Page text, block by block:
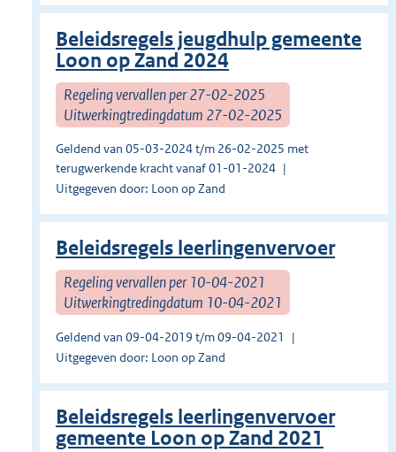
Beleidsregels jeugdhulp gemeente
Loon op Zand 2024
Regeling vervallen per 27-02-2025
Uitwerkingtredingdatum 27-02-2025
Geldend van 05-03-2024 t/m 26-02-2025 met
terugwerkende kracht vanaf 01-01-2024
Uitgegeven door: Loon op Zand
Beleidsregels leerlingenvervoer
Regeling vervallen per 10-04-2021
Uitwerkingtredingdatum 10-04-2021
Geldend van 09-04-2019 t/m 09-04-2021
Uitgegeven door: Loon op Zand
Beleidsregels leerlingenvervoer
gemeente Loon op Zand 2021